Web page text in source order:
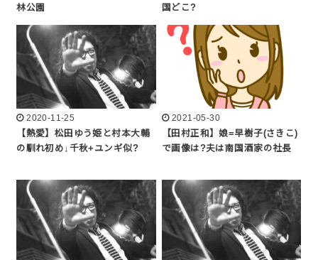
林公園
国どこ?
2020-11-25
【熱愛】松田ゆう姫と村本大輔
の馴れ初め↓千秋+ユンギ似?
2021-05-30
【田村正和】娘=早樹子(さきこ)
で画像は?夫は南国酒家の社長